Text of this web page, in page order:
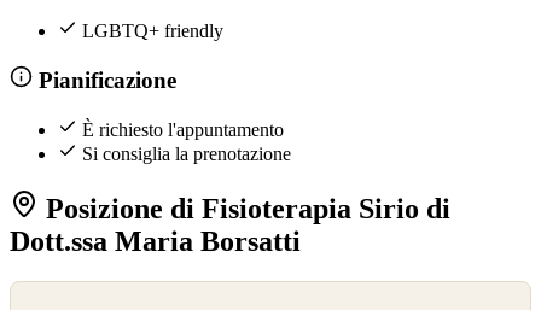
LGBTQ+ friendly
Pianificazione
È richiesto l'appuntamento
Si consiglia la prenotazione
Posizione di Fisioterapia Sirio di
Dott.ssa Maria Borsatti